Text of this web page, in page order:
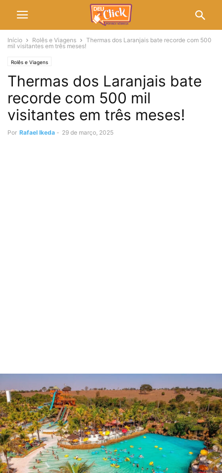
Início Rolês e Viagens
Thermas dos Laranjais bate recorde com 500
mil visitantes em três meses!
Rolês e Viagens
Thermas dos Laranjais bate
recorde com 500 mil
visitantes em três meses!
Por Rafael Ikeda - 29 de março, 2025